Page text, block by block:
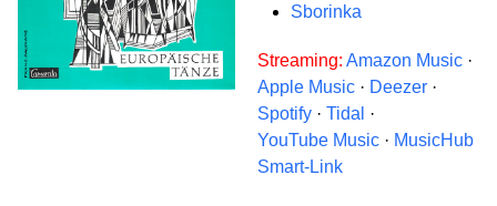
Sborinka
Streaming: Amazon Music ·
Apple Music · Deezer ·
Spotify · Tidal ·
YouTube Music · MusicHub
Smart-Link